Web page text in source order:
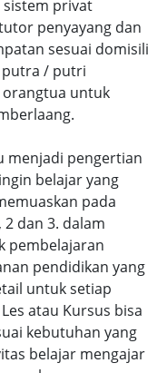
privat
penyayang dan
sesuai domisili
putra / putri
orangtua untuk
menjadi pengertian
belajar yang
pada
dan 3. dalam
pembelajaran
pendidikan yang
untuk setiap
atau Kursus bisa
kebutuhan yang
belajar mengajar